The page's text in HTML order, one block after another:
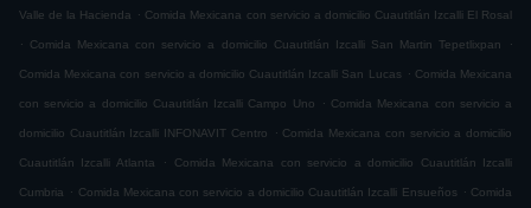
Valle de la Hacienda . Comida Mexicana con servicio a domicilio Cuautitlán Izcalli El Rosal
.
Comida Mexicana con servicio a domicilio Cuautitlán Izcalli San Martin Tepetlixpan .
Comida Mexicana con servicio a domicilio Cuautitlán Izcalli San Lucas . Comida Mexicana
con servicio a domicilio Cuautitlán Izcalli Campo Uno . Comida Mexicana con servicio a
domicilio Cuautitlán Izcalli INFONAVIT Centro . Comida Mexicana con servicio a domicilio
Cuautitlán Izcalli Atlanta . Comida Mexicana con servicio a domicilio Cuautitlán Izcalli
Cumbria . Comida Mexicana con servicio a domicilio Cuautitlán Izcalli Ensueños . Comida